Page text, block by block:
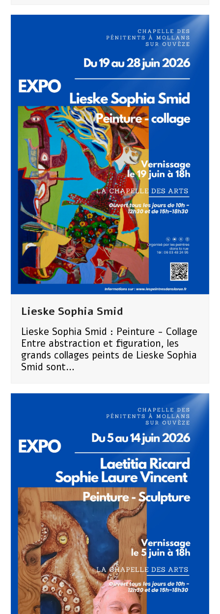
Lieske Sophia Smid
Lieske Sophia Smid : Peinture - Collage
Entre abstraction et figuration, les
grands collages peints de Lieske Sophia
Smid sont…